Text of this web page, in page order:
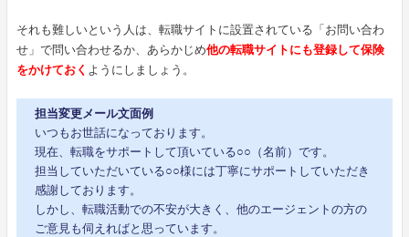
それも難しいという人は、転職サイトに設置されている「お問い合わ
せ」で問い合わせるか、あらかじめ他の転職サイトにも登録して保険
をかけておく ようにしましょう。
担当変更メール文面例
いつもお世話になっております。
現在、転職をサポートして頂いている○○（名前）です。
担当していただいている○○様には丁寧にサポートしていただき
感謝しております。
しかし、転職活動での不安が大きく、他のエージェントの方の
ご意見も伺えればと思っています。